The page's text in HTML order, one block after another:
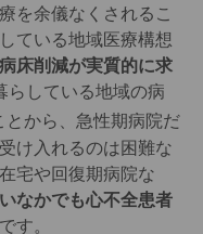
を余儀なくされるこ
ている地域医療構想
床削減が実質的に求
らしている地域の病
とから、急性期病院だ
け入れるのは困難な
宅や回復期病院な
なかでも心不全患者
す。